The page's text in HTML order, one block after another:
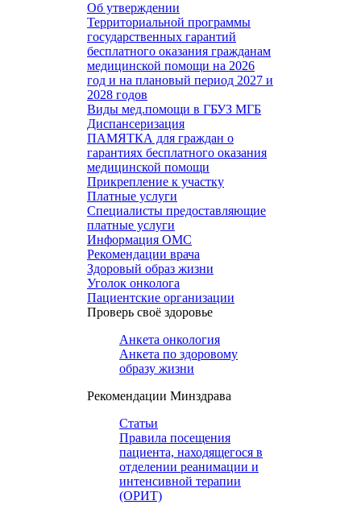
Об утверждении
Территориальной программы
государственных гарантий
бесплатного оказания гражданам
медицинской помощи на 2026
год и на плановый период 2027 и
2028 годов
Виды мед.помощи в ГБУЗ МГБ
Диспансеризация
ПАМЯТКА для граждан о
гарантиях бесплатного оказания
медицинской помощи
Прикрепление к участку
Платные услуги
Специалисты предоставляющие
платные услуги
Информация ОМС
Рекомендации врача
Здоровый образ жизни
Уголок онколога
Пациентские организации
Проверь своё здоровье
Анкета онкология
Анкета по здоровому
образу жизни
Рекомендации Минздрава
Статьи
Правила посещения
пациента, находящегося в
отделении реанимации и
интенсивной терапии
(ОРИТ)